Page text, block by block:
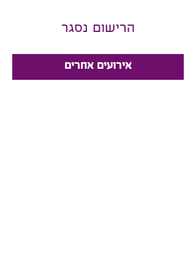
הרישום נסגר
אירועים אחרים